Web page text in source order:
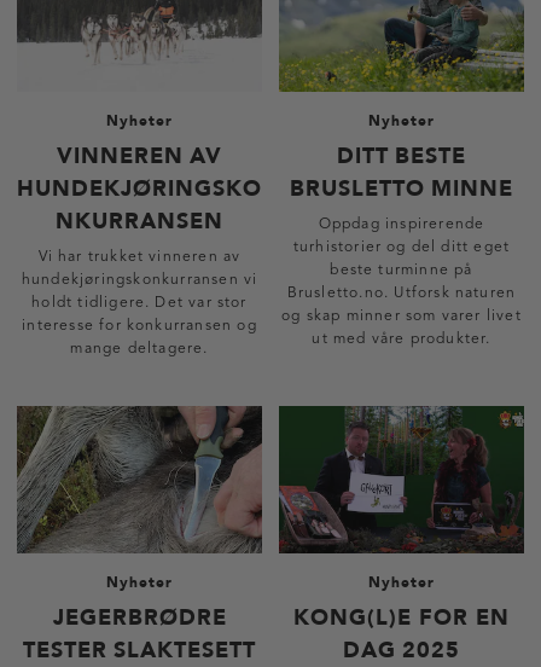
Nyheter
VINNEREN AV
HUNDEKJØRINGSKO
NKURRANSEN
Vi har trukket vinneren av
hundekjøringskonkurransen vi
holdt tidligere. Det var stor
interesse for konkurransen og
mange deltagere.
Nyheter
DITT BESTE
BRUSLETTO MINNE
Oppdag inspirerende
turhistorier og del ditt eget
beste turminne på
Brusletto.no. Utforsk naturen
og skap minner som varer livet
ut med våre produkter.
Nyheter
JEGERBRØDRE
TESTER SLAKTESETT
Nyheter
KONG(L)E FOR EN
DAG 2025